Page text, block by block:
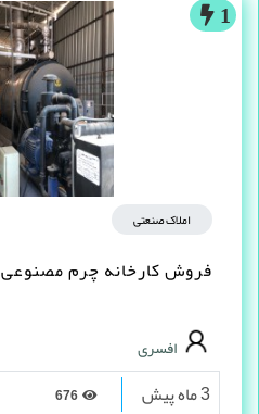
1
املاک صنعتی
فروش کارخانه چرم مصنوعى PVC در شیراز
افسری
3 ماه پیش